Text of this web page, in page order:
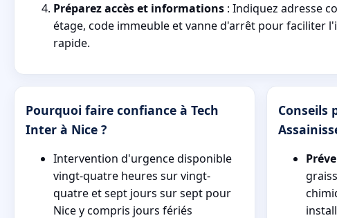
Préparez accès et informations : Indiquez adresse
étage, code immeuble et vanne d'arrêt pour faciliter
rapide.
Pourquoi faire confiance à Tech
Inter à Nice ?
Intervention d'urgence disponible
vingt-quatre heures sur vingt-
quatre et sept jours sur sept pour
Nice y compris jours fériés
Conseils